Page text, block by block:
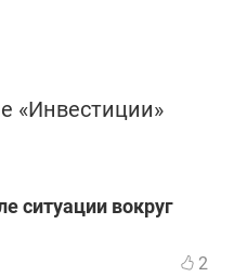
«Инвестиции»
ситуации вокруг
2